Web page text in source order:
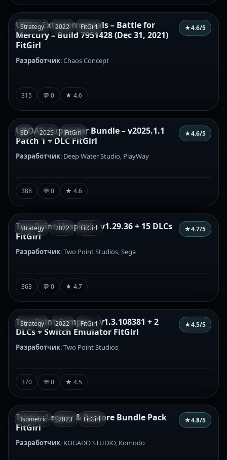
Strategy 2022 FitGirl
UFO2: Extraterrestrials – Battle for
Mercury – Build 7951428 (Dec 31, 2021)
FitGirl
★4.6/5
Разработчик: Chaos Concept
315 💬 0 ★ 4.6
3D 2025 FitGirl
UBOAT: Supporter Bundle – v2025.1.1
Patch 1 + DLC FitGirl
★4.6/5
Разработчик: Deep Water Studio, PlayWay
388 💬 0 ★ 4.6
Strategy 2022 FitGirl
Two Point Hospital – v1.29.36 + 15 DLCs
FitGirl
★4.7/5
Разработчик: Two Point Studios, Sega
363 💬 0 ★ 4.7
Strategy 2022 FitGirl
Two Point Campus – v1.3.108381 + 2
DLCs + Switch Emulator FitGirl
★4.5/5
Разработчик: Two Point Studios
370 💬 0 ★ 4.5
Isometric 2023 FitGirl
Tristia: Legacy & Restore Bundle Pack
FitGirl
★4.8/5
Разработчик: KOGADO STUDIO, Komodo